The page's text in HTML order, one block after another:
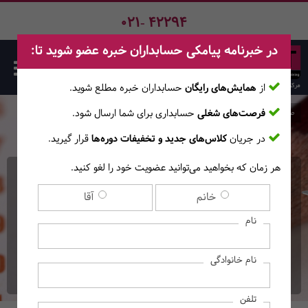
021- 42294
دوره آنلاین آمادگی آزمون
کارشناسان رسمی دادگستری
صفحه اصلی دوره‌ها
در خبرنامه پیامکی حسابداران خبره عضو شوید تا:
از همایش‌های رایگان حسابداران خبره مطلع ‎شوید.
فرصت‌های شغلی حسابداری برای شما ارسال شود.
در جریانکلاس‌های جدید و تخفیفات دوره‌هاقرار گیرید.
هر زمان که بخواهید می‌توانید عضویت خود را لغو کنید.
خانم آقا
نام
نام خانوادگی
تلفن